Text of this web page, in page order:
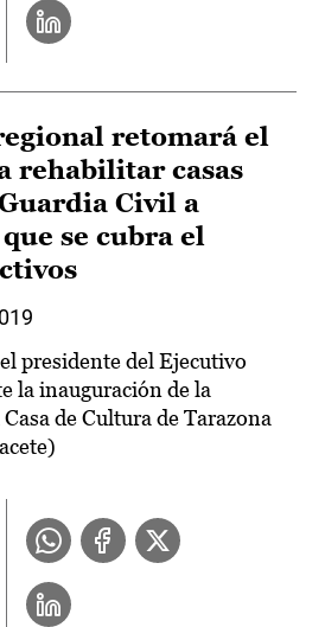
retomará el
rehabilitar casas
Civil a
se cubra el
presidente del Ejecutivo
la inauguración de la
de Cultura de Tarazona